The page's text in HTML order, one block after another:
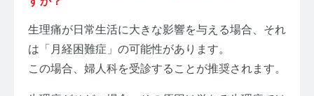
生理痛が日常生活に大きな影響を与える場合、それ
は「月経困難症」の可能性があります。
この場合、婦人科を受診することが推奨されます。